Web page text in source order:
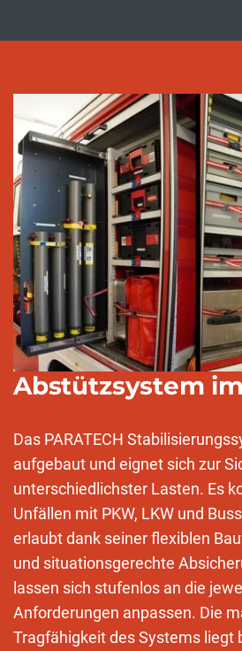
Abstützsystem
Das PARATECH
aufgebaut und eignet sich zur
unterschiedlichster Lasten. Es
Unfällen mit PKW, LKW und
erlaubt dank seiner flexiblen
und situationsgerechte
lassen sich stufenlos an die
Anforderungen anpassen. Die
Tragfähigkeit des Systems liegt